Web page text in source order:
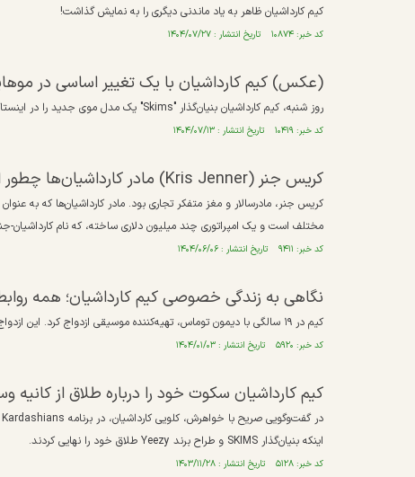
کیم کارداشیان ظاهر به یاد ماندنی دیگری را به نمایش گذاشت!
کد خبر: ۱۰۸۷۴ تاریخ انتشار : ۱۴۰۴/۰۷/۲۷
(عکس) کیم کارداشیان با یک تغییر اساسی در
روز شنبه، کیم کارداشیان بنیان‌گذار "Skims" یک مدل موی جدید را در اینستاگرام معرفی کرد که در عرض دو ساعت ۱۳۳,۰۰۰ لایک به دست آورد.
کد خبر: ۱۰۴۱۹ تاریخ انتشار : ۱۴۰۴/۰۷/۱۳
کریس جنر (Kris Jenner) مادر کارداشیان‌ها چطور امپراطوری بزرگ خودش را ساخت؟
مختلف است و یک امپراتوری چند میلیون دلاری ساخته، که نام کارداشیان-
کد خبر: ۹۴۱۱ تاریخ انتشار : ۱۴۰۴/۰۶/۰۶
نگاهی به زندگی خصوصی کیم کارداشیان؛ همه
کیم در ۱۹ سالگی با دیمون توماس، تهیه‌کننده موسیقی ازدواج کرد. این ازدواج سه سال طول کشید.
کد خبر: ۵۹۲۰ تاریخ انتشار : ۱۴۰۴/۰۱/۰۳
کیم کارداشیان سکوت خود را درباره طلاق از
اینکه بنیان‌گذار SKIMS و طراح برند Yeezy طلاق خود را نهایی کردند.
کد خبر: ۵۱۲۸ تاریخ انتشار : ۱۴۰۳/۱۱/۲۸